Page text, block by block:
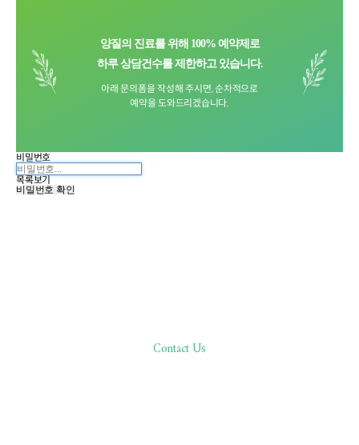
양질의 진료를 위해 100% 예약제로
하루 상담건수를 제한하고 있습니다.
아래 문의폼을 작성해 주시면, 순차적으로
예약을 도와드리겠습니다.
비밀번호
목록보기
비밀번호 확인
Contact Us